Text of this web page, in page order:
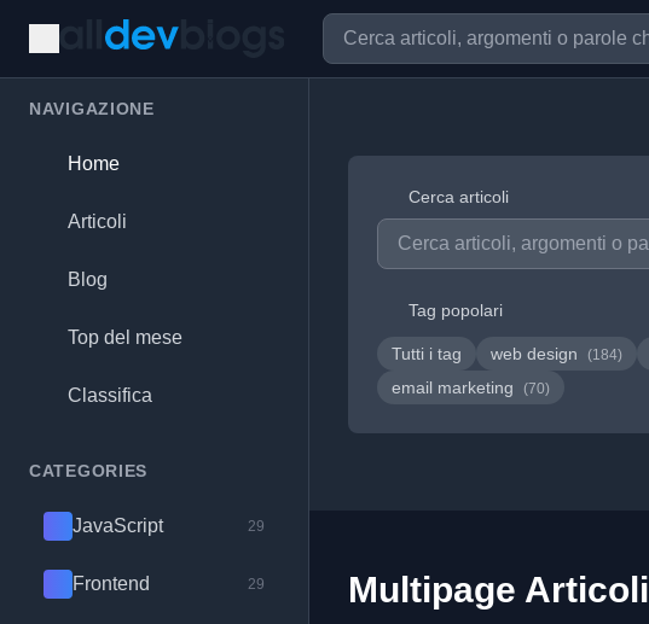
NAVIGAZIONE
Home
Articoli
Blog
Top del mese
Classifica
CATEGORIES
JavaScript 29
Frontend 29
Cerca articoli
Tag popolari
Tutti i tag web design (184)
email marketing (70)
Multipage Articoli